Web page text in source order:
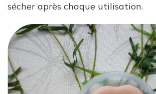
sécher après chaque utilisation.